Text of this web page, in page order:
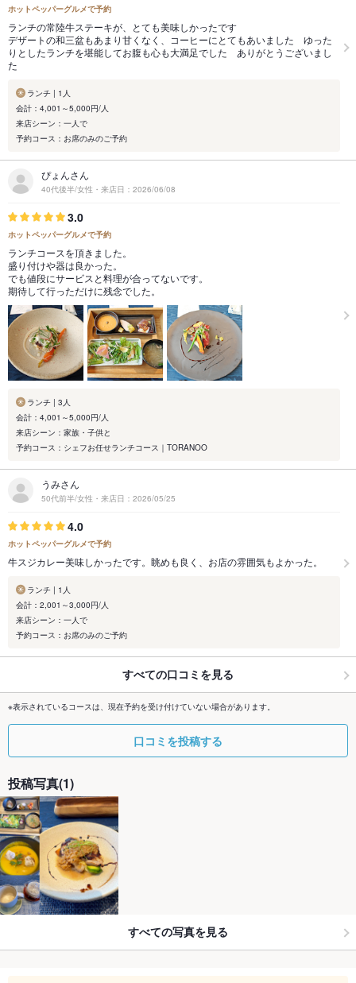
ホットペッパーグルメで予約
ランチの常陸牛ステーキが、とても美味しかったです
デザートの和三盆もあまり甘くなく、コーヒーにとてもあいました ゆった
りとしたランチを堪能してお腹も心も大満足でした ありがとうございまし
た
ランチ | 1人
会計：4,001～5,000円/人
来店シーン：一人で
予約コース：お席のみのご予約
ぴょんさん
40代後半/女性・来店日：2026/06/08
3.0
ホットペッパーグルメで予約
ランチコースを頂きました。
盛り付けや器は良かった。
でも値段にサービスと料理が合ってないです。
期待して行っただけに残念でした。
ランチ | 3人
会計：4,001～5,000円/人
来店シーン：家族・子供と
予約コース：シェフお任せランチコース｜TORANOO
うみさん
50代前半/女性・来店日：2026/05/25
4.0
ホットペッパーグルメで予約
牛スジカレー美味しかったです。眺めも良く、お店の雰囲気もよかった。
ランチ | 1人
会計：2,001～3,000円/人
来店シーン：一人で
予約コース：お席のみのご予約
すべての口コミを見る
※表示されているコースは、現在予約を受け付けていない場合があります。
口コミを投稿する
投稿写真(1)
すべての写真を見る